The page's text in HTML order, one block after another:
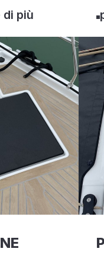
di più